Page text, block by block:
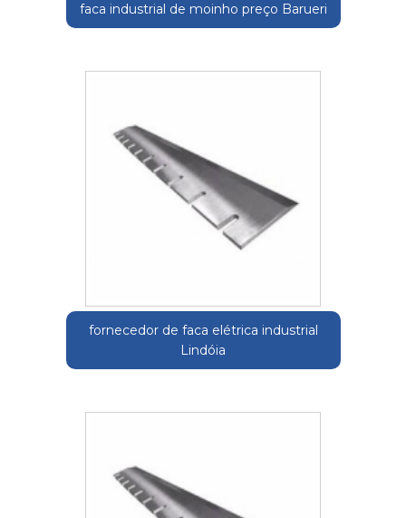
faca industrial de moinho preço Barueri
fornecedor de faca elétrica industrial
Lindóia